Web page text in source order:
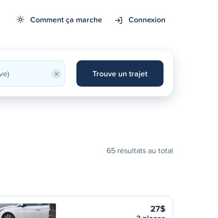
Comment ça marche Connexion
× Trouve un trajet
65 résultats au total
27$